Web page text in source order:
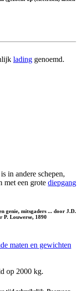
lading genoemd.
in andere schepen,
met een grote diepgang
genie, mitsgaders ... door J.D.
Louwerse, 1890
maten en gewichten
op 2000 kg.